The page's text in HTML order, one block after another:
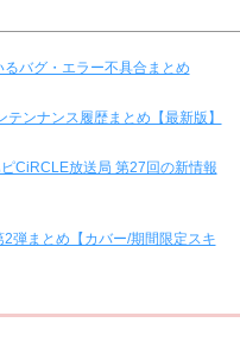
バグ・エラー不具合まとめ
テンナンス履歴まとめ【最新版】
CiRCLE放送局 第27回の新情報
弾まとめ【カバー/期間限定スキ